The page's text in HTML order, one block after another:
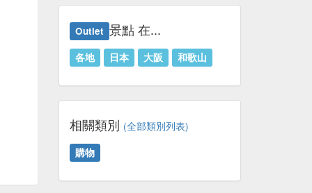
Outlet 景點 在...
各地 日本 大阪 和歌山
相關類別 (全部類別列表)
購物